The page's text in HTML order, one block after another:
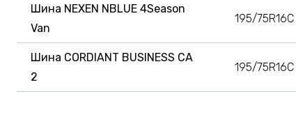
Шина NEXEN NBLUE 4Season
Van
195/75R16C
Шина CORDIANT BUSINESS CA
2
195/75R16C